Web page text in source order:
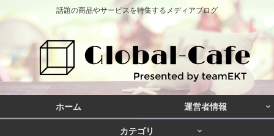
話題の商品やサービスを特集するメディアブログ
ホーム 運営者情報
カテゴリ